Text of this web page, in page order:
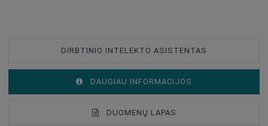
DIRBTINIO INTELEKTO ASISTENTAS
DAUGIAU INFORMACIJOS
DUOMENŲ LAPAS